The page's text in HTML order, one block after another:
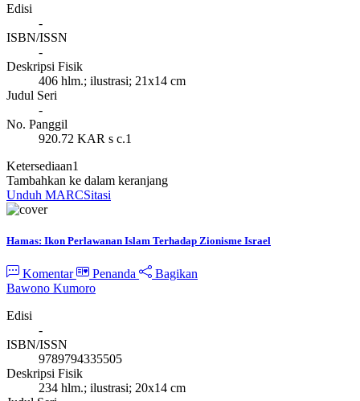
Edisi
-
ISBN/ISSN
-
Deskripsi Fisik
406 hlm.; ilustrasi; 21x14 cm
Judul Seri
-
No. Panggil
920.72 KAR s c.1
Ketersediaan1
Tambahkan ke dalam keranjang
Unduh MARCSitasi
Hamas: Ikon Perlawanan Islam Terhadap Zionisme Israel
Komentar Penanda
Bagikan
Bawono Kumoro
Edisi
-
ISBN/ISSN
9789794335505
Deskripsi Fisik
234 hlm.; ilustrasi; 20x14 cm